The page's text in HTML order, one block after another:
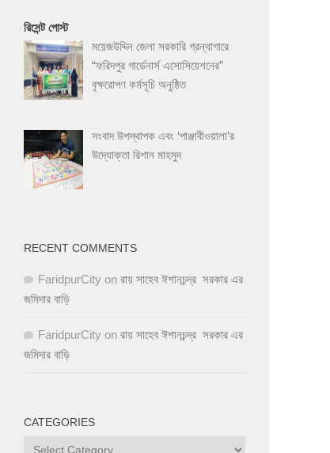
রিসেন্ট পোস্ট
ময়েজউদ্দিন জেলা সরকারি গ্রন্থাগারে
“ফরিদপুর গার্ডেনার্স এসোসিয়েশনের”
বৃক্ষরোপণ কর্মসূচি অনুষ্ঠিত
সংবাদ উপস্থাপক এবং ‘পাঞ্জাবীওয়ালা’র
উদ্যোক্তা রিশান মাহমুদ
RECENT COMMENTS
FaridpurCity on রায় সাহেব ঈশানচন্দ্র সরকার এর
জমিদার বাড়ি
FaridpurCity on রায় সাহেব ঈশানচন্দ্র সরকার এর
জমিদার বাড়ি
CATEGORIES
Categories